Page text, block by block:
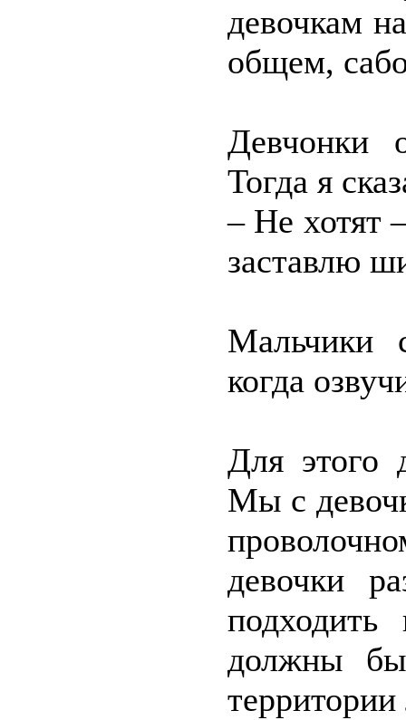
девочкам
общем,
Девчонки
Тогда я
– Не хотят
заставлю
Мальчики
когда
Для этого
Мы с
девочки
должны
территории